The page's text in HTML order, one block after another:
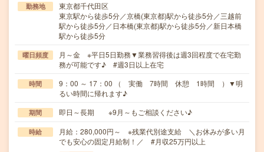
勤務地
東京都千代田区
東京駅から徒歩5分／京橋(東京都)駅から徒歩5分／三越前
駅から徒歩5分／日本橋(東京都)駅から徒歩5分／新日本橋
駅から徒歩5分
曜日頻度
月～金 ※平日5日勤務▼業務習得後は週3回程度で在宅勤
務が可能です♪ #週3日以上在宅
時間
9：00 ～ 17：00 （ 実働 7時間 休憩 1時間 ）▼明
るい時間に帰れます♪
期間 即日～長期 ※9月～もご相談ください♪
時給
月給：280,000円～ ※残業代別途支給 ＼お休みが多い月
でも安心の固定月給制！／ #月収25万円以上